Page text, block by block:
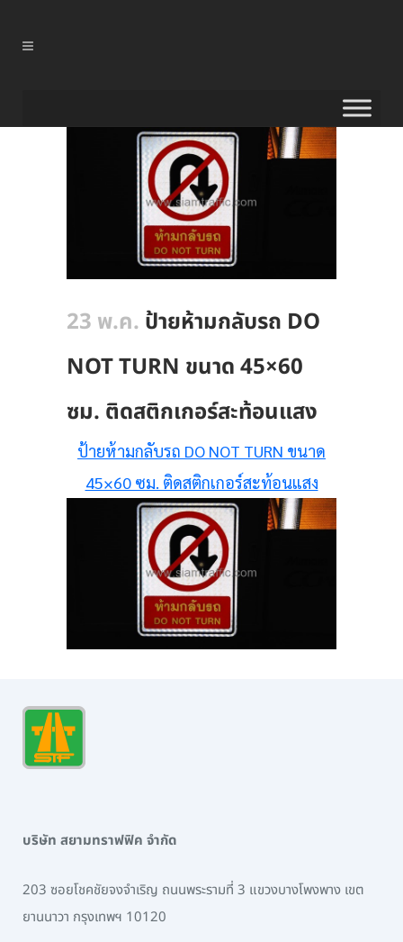
23 พ.ค. ป้ายห้ามกลับรถ DO
NOT TURN ขนาด 45×60
ซม. ติดสติกเกอร์สะท้อนแสง
ป้ายห้ามกลับรถ DO NOT TURN ขนาด
45×60 ซม. ติดสติกเกอร์สะท้อนแสง
บริษัท สยามทราฟฟิค จำกัด
203 ซอยโชคชัยจงจำเริญ ถนนพระรามที่ 3 แขวงบางโพงพาง เขต
ยานนาวา กรุงเทพฯ 10120